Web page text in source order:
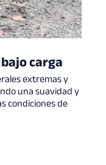
carga
extremas y
una suavidad y
condiciones de